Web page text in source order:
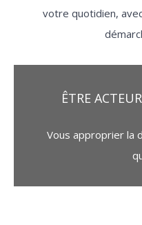
votre quotidien,
ÊTRE
Vous approprier la